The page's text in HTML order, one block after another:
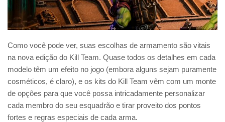
Como você pode ver, suas escolhas de armamento são vitais
na nova edição do Kill Team. Quase todos os detalhes em cada
modelo têm um efeito no jogo (embora alguns sejam puramente
cosméticos, é claro), e os kits do Kill Team vêm com um monte
de opções para que você possa intricadamente personalizar
cada membro do seu esquadrão e tirar proveito dos pontos
fortes e regras especiais de cada arma.